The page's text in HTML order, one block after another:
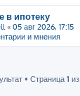
в ипотеку
« 05 авг 2026, 17:15
и мнения
• Страница 1 из